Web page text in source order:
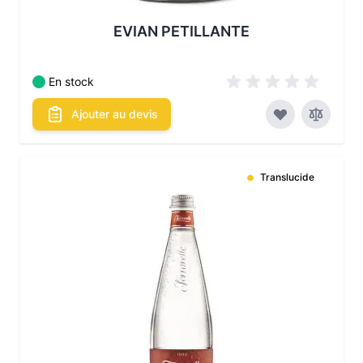
EVIAN PETILLANTE
En stock
Ajouter au devis
Translucide
Les conditionnements disponibles :